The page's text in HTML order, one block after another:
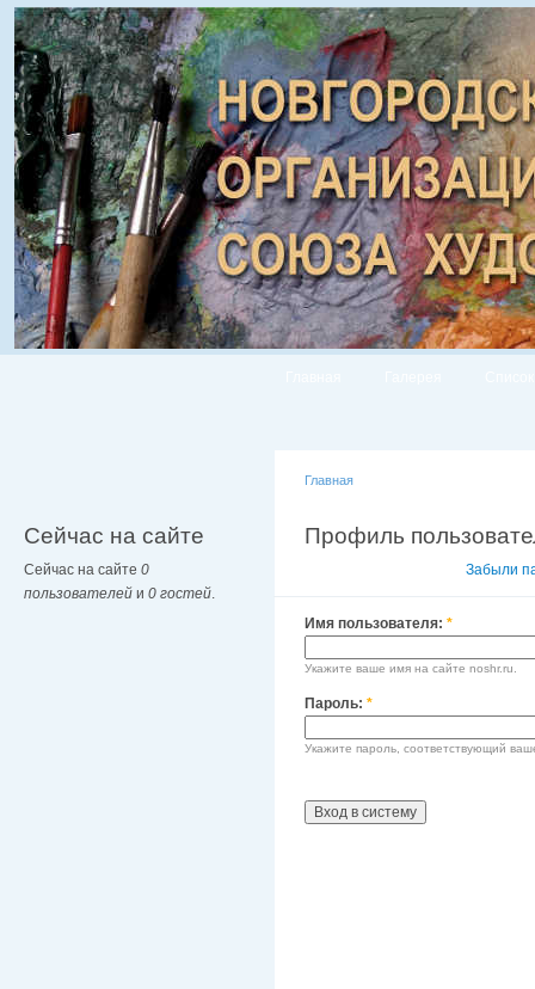
Сейчас на сайте
Сейчас на сайте 0
пользователей и 0 гостей.
Главная
Профиль
Забыли
Имя пользователя: *
Укажите ваше имя на сайте noshr.ru.
Пароль: *
Укажите пароль, соответствующий